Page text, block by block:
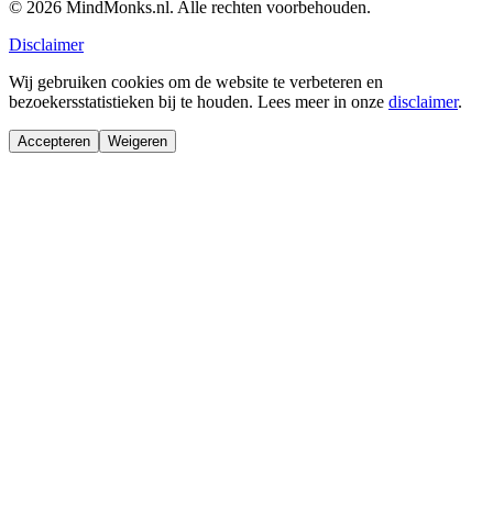
© 2026 MindMonks.nl. Alle rechten voorbehouden.
Disclaimer
Wij gebruiken cookies om de website te verbeteren en
bezoekersstatistieken bij te houden. Lees meer in onze disclaimer.
Accepteren Weigeren